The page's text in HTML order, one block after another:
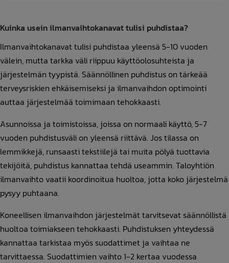
Kuinka usein ilmanvaihtokanavat tulisi puhdistaa?
Ilmanvaihtokanavat tulisi puhdistaa yleensä 5-10 vuoden
välein, mutta tarkka väli riippuu käyttöolosuhteista ja
järjestelmän tyypistä. Säännöllinen puhdistus on tärkeää
terveysriskien ehkäisemiseksi ja ilmanvaihdon optimointi
auttaa järjestelmää toimimaan tehokkaasti.
Asunnoissa ja toimistoissa, joissa on normaali käyttö, 5-7
vuoden puhdistusväli on yleensä riittävä. Jos tilassa on
lemmikkejä, runsaasti tekstiilejä tai muita pölyä tuottavia
tekijöitä, puhdistus kannattaa tehdä useammin. Taloyhtiön
ilmanvaihto vaatii koordinoitua huoltoa, jotta koko järjestelmä
pysyy puhtaana.
Koneellisen ilmanvaihdon järjestelmät tarvitsevat säännöllistä
huoltoa toimiakseen tehokkaasti. Puhdistuksen yhteydessä
kannattaa tarkistaa myös suodattimet ja vaihtaa ne
tarvittaessa. Suodattimien vaihto 1-2 kertaa vuodessa